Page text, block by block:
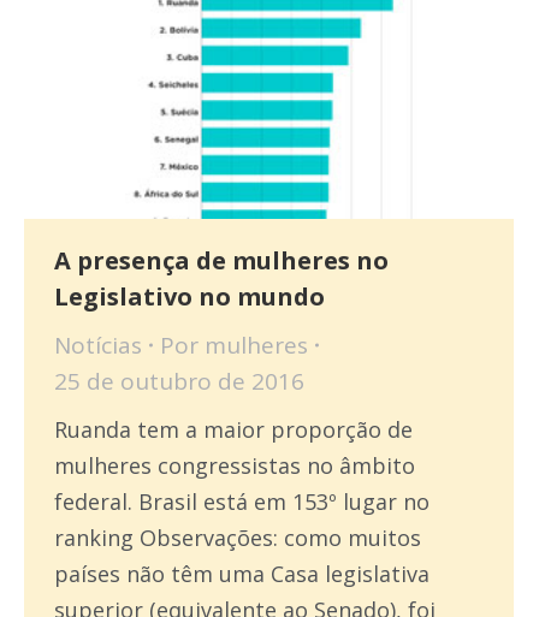
A presença de mulheres no
Legislativo no mundo
Notícias Por mulheres
25 de outubro de 2016
Ruanda tem a maior proporção de
mulheres congressistas no âmbito
federal. Brasil está em 153º lugar no
ranking Observações: como muitos
países não têm uma Casa legislativa
superior (equivalente ao Senado), foi